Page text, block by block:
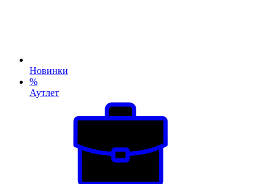
Новинки
%
Аутлет